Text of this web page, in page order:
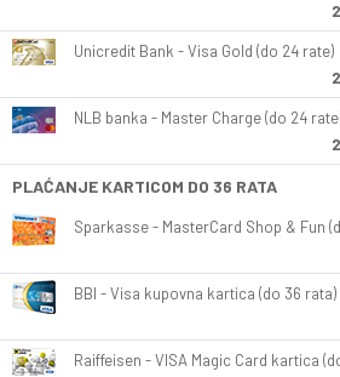
Unicredit Bank - Visa Gold (do 24 rate)
NLB banka - Master Charge (do 24
PLAĆANJE KARTICOM DO 36 RATA
Sparkasse - MasterCard Shop & Fun
BBI - Visa kupovna kartica (do 36 rata)
Raiffeisen - VISA Magic Card kartica